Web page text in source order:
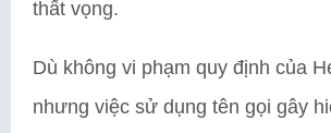
thất vọng.
Dù không vi phạm quy định của
nhưng việc sử dụng tên gọi gây